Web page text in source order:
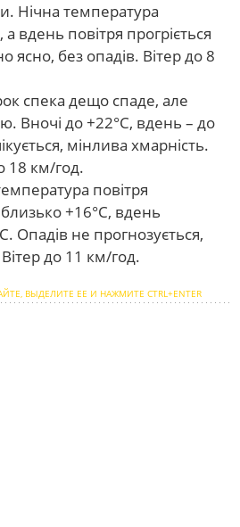
Нічна температура
вдень повітря прогріється
ясно, без опадів. Вітер до 8
спека дещо спаде, але
Вночі до +22°C, вдень – до
мінлива хмарність.
18 км/год.
повітря
+16°C, вдень
Опадів не прогнозується,
до 11 км/год.
ВЫДЕЛИТЕ ЕЕ И НАЖМИТЕ CTRL+ENTER